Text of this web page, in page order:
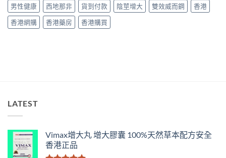
購
買
指
南〉
與
真
假
男性健康
西地那非 貨到付款 陰莖增大 雙效威而鋼
香港
香港網購
香港藥房 香港購買
LATEST
Vimax增大丸 增大膠囊 100%天然草本配方安全
香港正品